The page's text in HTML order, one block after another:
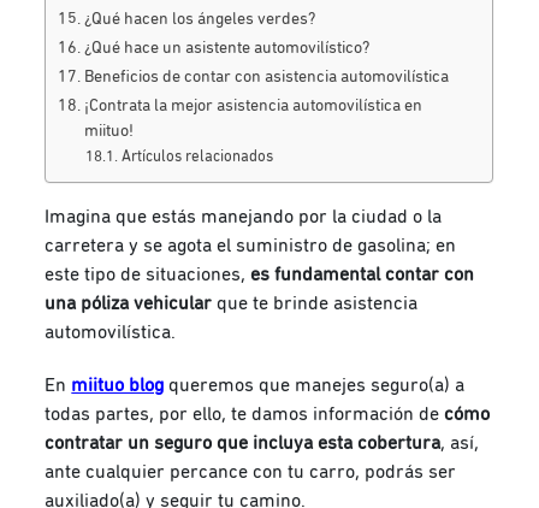
¿Qué hacen los ángeles verdes?
¿Qué hace un asistente automovilístico?
Beneficios de contar con asistencia automovilística
¡Contrata la mejor asistencia automovilística en
miituo!
Artículos relacionados
Imagina que estás manejando por la ciudad o la
carretera y se agota el suministro de gasolina; en
este tipo de situaciones,es fundamental contar con
una póliza vehicular que te brinde asistencia
automovilística.
En miituo blog queremos que manejes seguro(a) a
todas partes, por ello, te damos información decómo
contratar un seguro que incluya esta cobertura, así,
ante cualquier percance con tu carro, podrás ser
auxiliado(a) y seguir tu camino.